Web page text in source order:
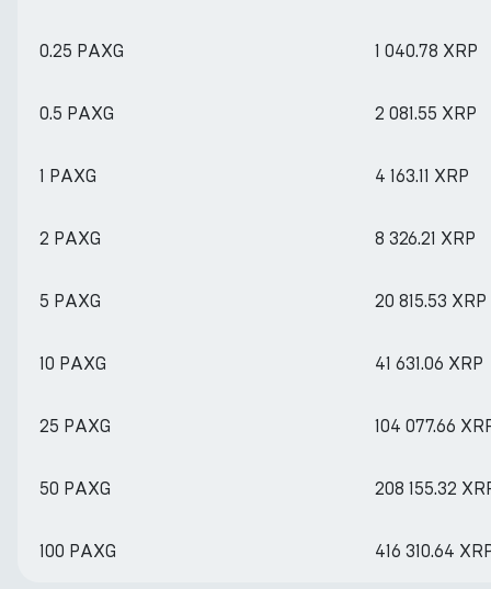
0.25 PAXG 1 040.78 XRP
0.5 PAXG 2 081.55 XRP
1 PAXG 4 163.11 XRP
2 PAXG 8 326.21 XRP
5 PAXG 20 815.53 XRP
10 PAXG 41 631.06 XRP
25 PAXG 104 077.66
50 PAXG 208 155.32
100 PAXG 416 310.64